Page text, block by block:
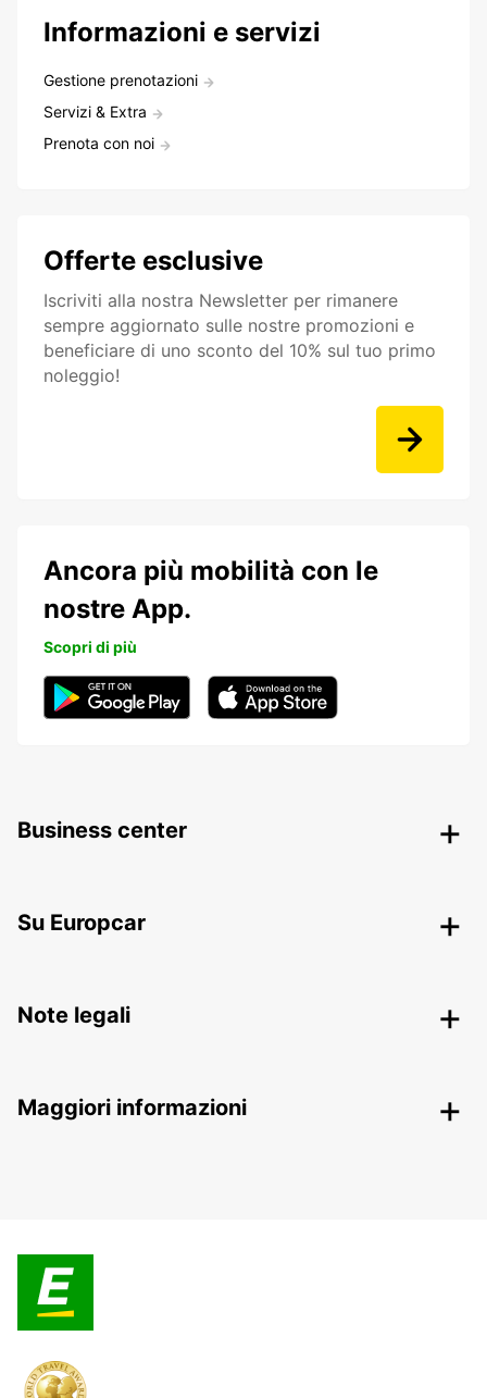
Informazioni e servizi
Gestione prenotazioni
Servizi & Extra
Prenota con noi
Offerte esclusive
Iscriviti alla nostra Newsletter per rimanere
sempre aggiornato sulle nostre promozioni e
beneficiare di uno sconto del 10% sul tuo primo
noleggio!
Ancora più mobilità con le
nostre App.
Scopri di più
Business center
Su Europcar
Note legali
Maggiori informazioni